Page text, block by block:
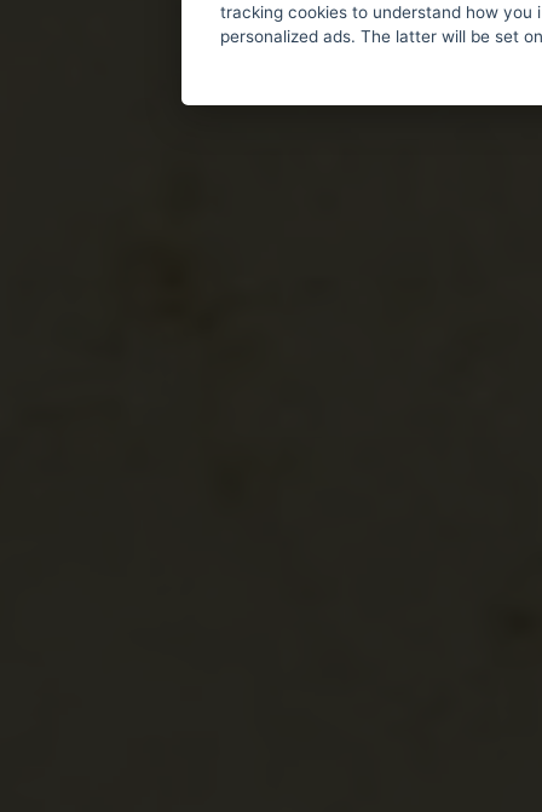
tracking cookies to understand how
personalized ads. The latter will be set